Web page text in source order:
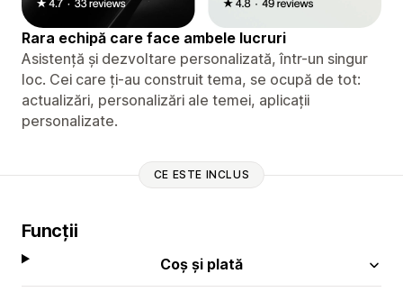
Rara echipă care face ambele lucruri
Asistență și dezvoltare personalizată, într-un singur
loc. Cei care ți-au construit tema, se ocupă de tot:
actualizări, personalizări ale temei, aplicații
personalizate.
CE ESTE INCLUS
Funcții
Coș și plată